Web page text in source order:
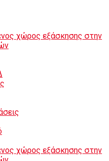
χώρος εξάσκησης στην
χώρος εξάσκησης στην